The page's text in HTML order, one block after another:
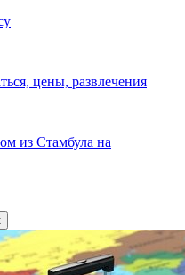
цены, развлечения
из Стамбула на